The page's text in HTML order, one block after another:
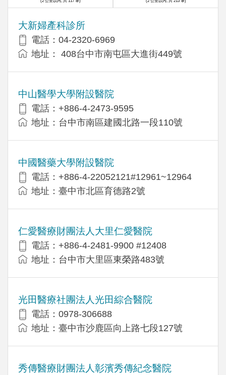
大新婦產科診所
電話：04-2320-6969
地址： 408台中市南屯區大進街449號
中山醫學大學附設醫院
電話：+886-4-2473-9595
地址：台中市南區建國北路一段110號
中國醫藥大學附設醫院
電話：+886-4-22052121#12961~12964
地址：臺中市北區育德路2號
仁愛醫療財團法人大里仁愛醫院
電話：+886-4-2481-9900 #12408
地址：台中市大里區東榮路483號
光田醫療社團法人光田綜合醫院
電話：0978-306688
地址：臺中市沙鹿區向上路七段127號
秀傳醫療財團法人彰濱秀傳紀念醫院